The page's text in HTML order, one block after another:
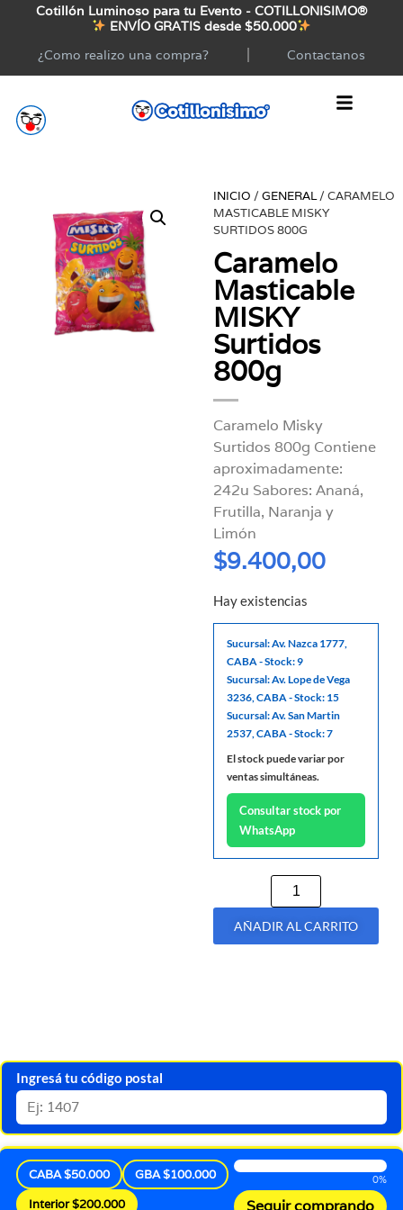
Cotillón Luminoso para tu Evento - COTILLONISIMO®
ENVÍO GRATIS desde $50.000
¿Como realizo una compra?
Contactanos
INICIO /GENERAL/ CARAMELO
MASTICABLE MISKY
SURTIDOS 800G
Caramelo
Masticable
MISKY
Surtidos
800g
Caramelo Misky
Surtidos 800g Contiene
aproximadamente:
242u Sabores: Ananá,
Frutilla, Naranja y
Limón
$9.400,00
Hay existencias
Sucursal: Av. Nazca 1777,
CABA - Stock: 9
Sucursal: Av. Lope de Vega
3236, CABA - Stock: 15
Sucursal: Av. San Martin
2537, CABA - Stock: 7
El stock puede variar por
ventas simultáneas.
Consultar stock por
WhatsApp
AÑADIR AL CARRITO
Ingresá tu código postal
CABA $50.000
GBA $100.000
Interior $200.000
0%